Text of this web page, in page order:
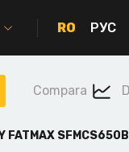
RO РУС
Compara
FATMAX